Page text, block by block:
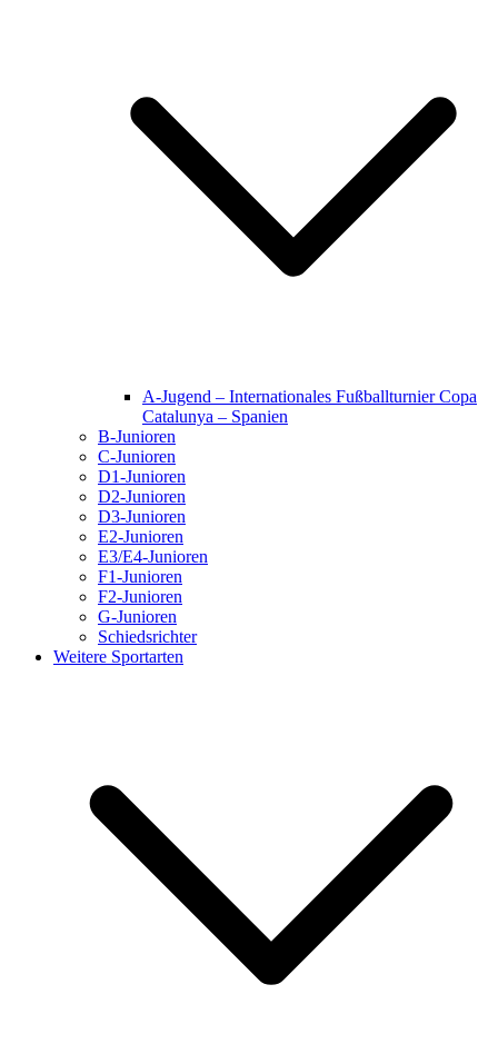
A-Jugend – Internationales Fußballturnier Copa
Catalunya – Spanien
B-Junioren
C-Junioren
D1-Junioren
D2-Junioren
D3-Junioren
E2-Junioren
E3/E4-Junioren
F1-Junioren
F2-Junioren
G-Junioren
Schiedsrichter
Weitere Sportarten